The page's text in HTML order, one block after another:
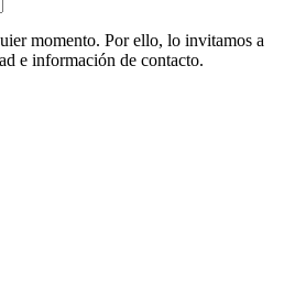
momento. Por ello, lo invitamos a
e información de contacto.